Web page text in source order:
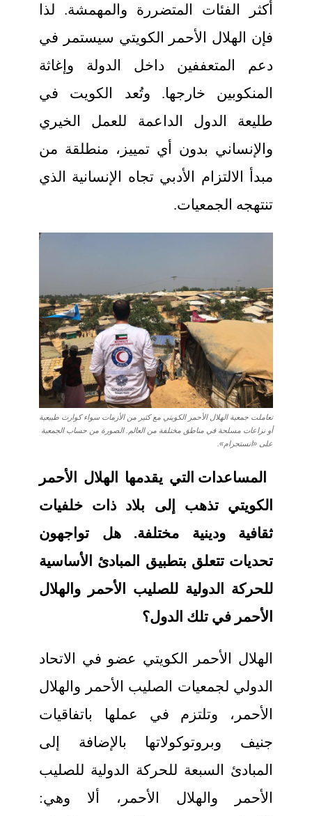
أكثر الفئات المتضررة والمهمشة. لذا
فإن الهلال الأحمر الكويتي سيستمر في
دعم المتعففين داخل الدولة وإغاثة
المنكوبين خارجها. وتُعد الكويت في
طليعة الدول الداعمة للعمل الخيري
والإنساني بدون أي تمييز، منطلقة من
مبدأ الالتزام الأدبي تجاه الإنسانية الذي
تنتهجه الجمعيات.
تعاملت جمعية الهلال الأحمر الكويتي مع كثير من الأزمات سواء كوارث طبيعية
أو نزاعات مسلحة في مناطق مختلفة من العالم. الصورة من حساب الجمعية
على «انستجرام».
المساعدات التي يقدمها الهلال الأحمر
الكويتي تذهب إلى بلاد ذات خلفيات
ثقافية ودينية مختلفة. هل تواجهون
تحديات تتعلق بتطبيق المبادئ الأساسية
للحركة الدولية للصليب الأحمر والهلال
الأحمر في تلك الدول؟
الهلال الأحمر الكويتي عضو في الاتحاد
الدولي لجمعيات الصليب الأحمر والهلال
الأحمر، وتلتزم في عملها باتفاقيات
جنيف وبروتوكولاتها بالإضافة إلى
المبادئ السبعة للحركة الدولية للصليب
الأحمر والهلال الأحمر، ألا وهي: